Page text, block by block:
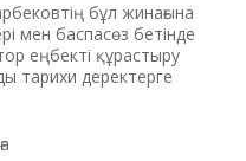
бұл жинағына
мен баспасөз бетінде
еңбекті құрастыру
тарихи деректерге